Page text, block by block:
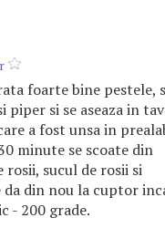
foarte bine pestele,
piper si se aseaza in
a fost unsa in
minute se scoate din
rosii, sucul de rosii si
da din nou la cuptor
- 200 grade.